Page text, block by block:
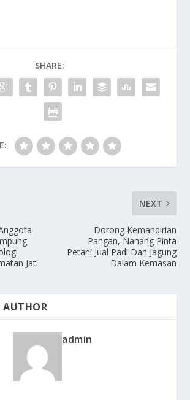
SHARE:
Jati
NEXT
Dorong Kemandirian
Pangan, Nanang Pinta
Petani Jual Padi Dan Jagung
Dalam Kemasan
AUTHOR
admin